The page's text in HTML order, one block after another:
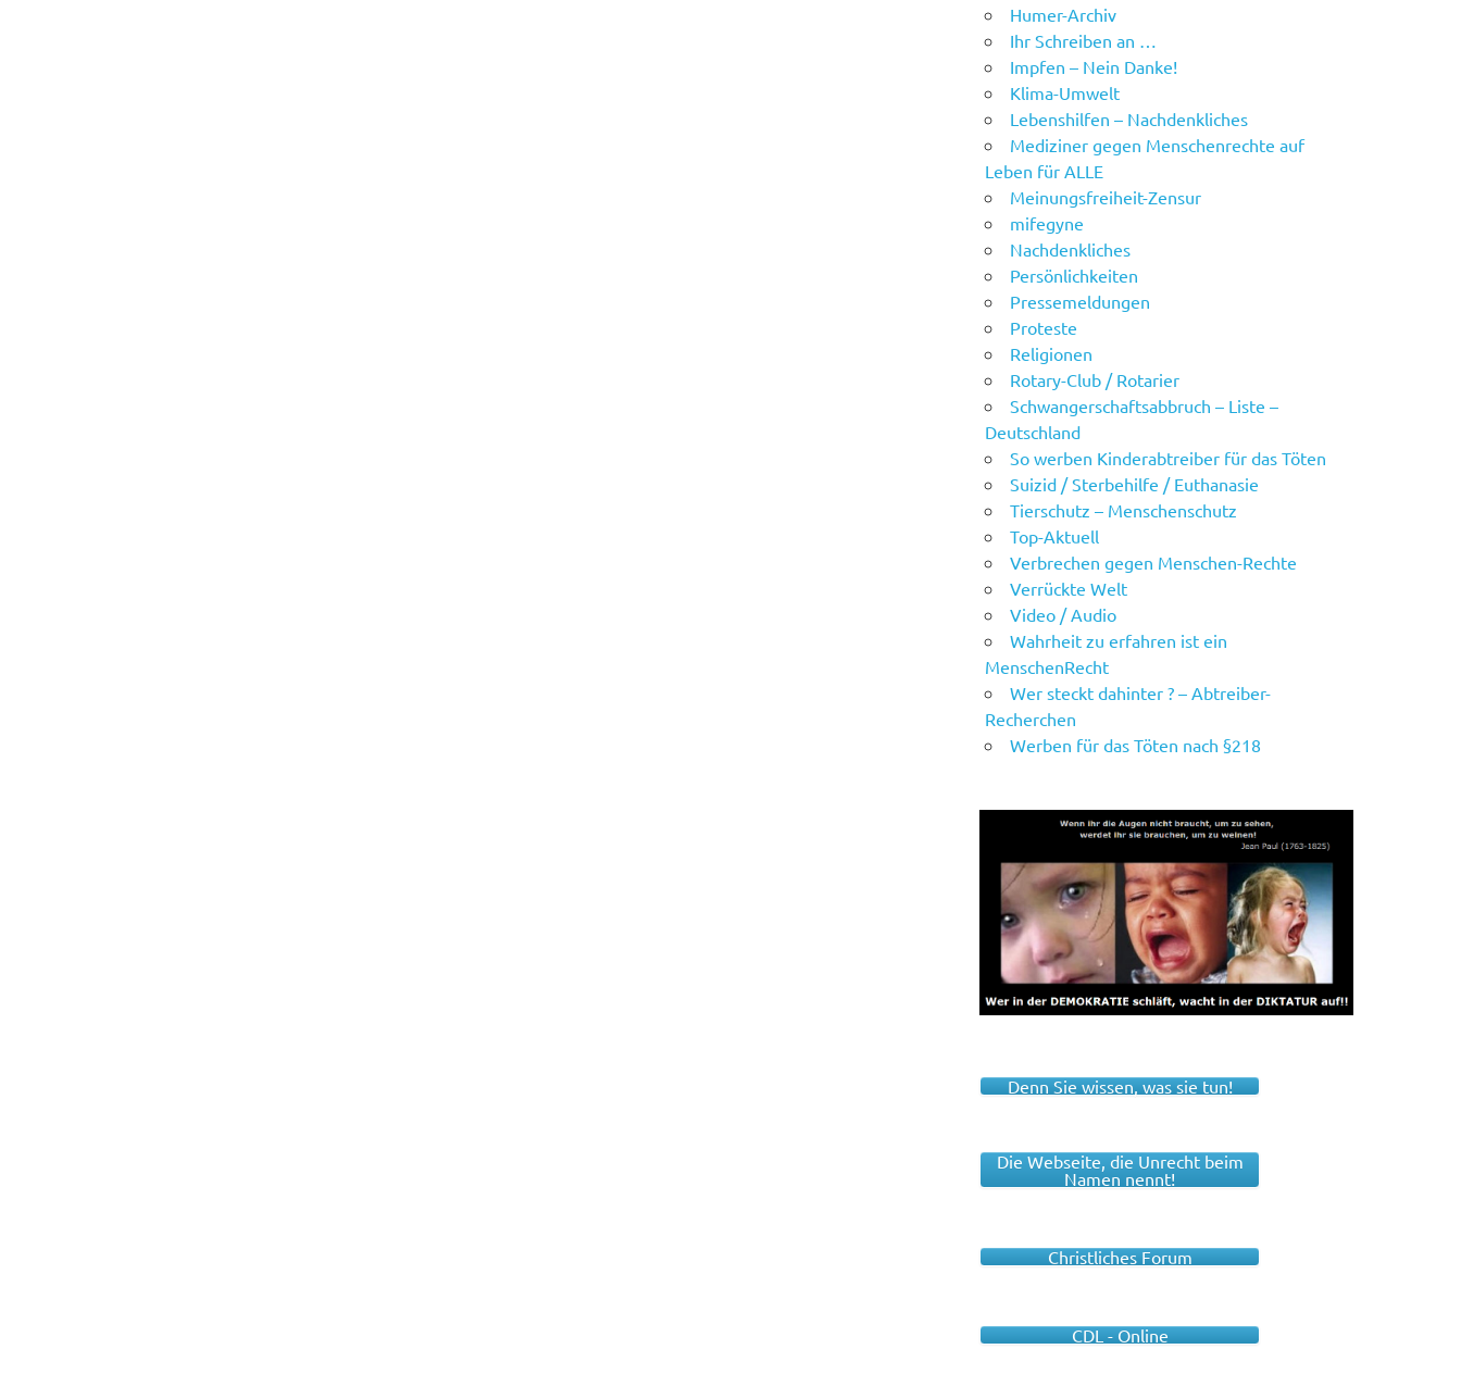
Humer-Archiv
Ihr Schreiben an …
Impfen – Nein Danke!
Klima-Umwelt
Lebenshilfen – Nachdenkliches
Mediziner gegen Menschenrechte auf
Leben für ALLE
Meinungsfreiheit-Zensur
mifegyne
Nachdenkliches
Persönlichkeiten
Pressemeldungen
Proteste
Religionen
Rotary-Club / Rotarier
Schwangerschaftsabbruch – Liste –
Deutschland
So werben Kinderabtreiber für das Töten
Suizid / Sterbehilfe / Euthanasie
Tierschutz – Menschenschutz
Top-Aktuell
Verbrechen gegen Menschen-Rechte
Verrückte Welt
Video / Audio
Wahrheit zu erfahren ist ein
MenschenRecht
Wer steckt dahinter ? – Abtreiber-
Recherchen
Werben für das Töten nach §218
Denn Sie wissen, was sie tun!
Die Webseite, die Unrecht beim
Namen nennt!
Christliches Forum
CDL - Online